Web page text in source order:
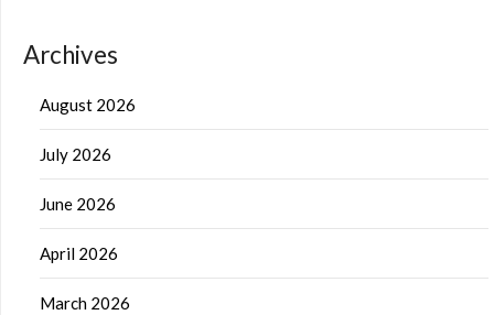
Archives
August 2026
July 2026
June 2026
April 2026
March 2026